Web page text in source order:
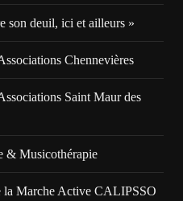
son deuil, ici et ailleurs »
Chennevières
Saint Maur des
& Musicothérapie
la Marche Active CALIPSSO